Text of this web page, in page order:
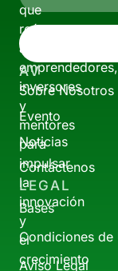
que
reúne
a
emprendedores,
inversores
y
mentores
para
impulsar
la
innovación
y
el
crecimiento
AV
Sobre Nosotros
Evento
Noticias
Contáctenos
LEGAL
Bases
Condiciones de
Aviso Legal